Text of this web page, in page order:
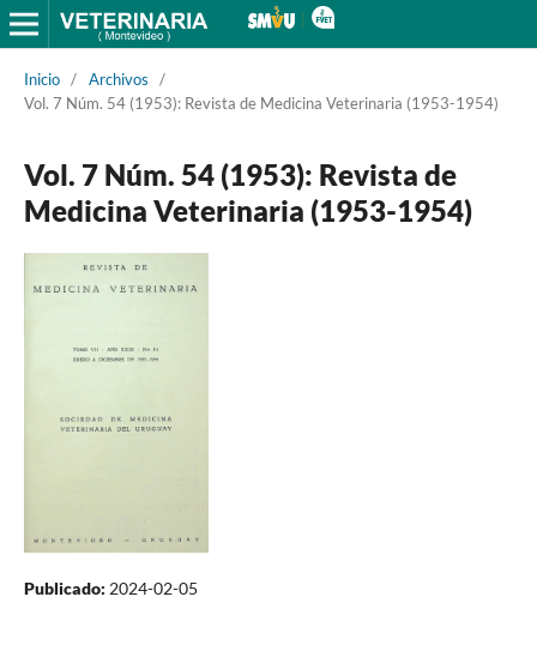
Inicio / Archivos
/
Vol. 7 Núm. 54 (1953): Revista de Medicina Veterinaria (1953-1954)
Vol. 7 Núm. 54 (1953): Revista de
Medicina Veterinaria (1953-1954)
Publicado: 2024-02-05